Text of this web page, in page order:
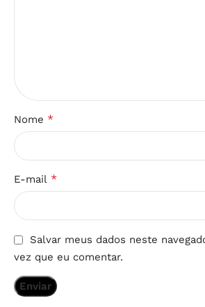
Nome *
E-mail *
Salvar meus dados neste
vez que eu comentar.